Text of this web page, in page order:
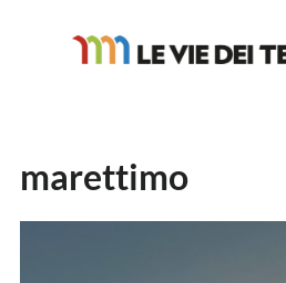
marettimo